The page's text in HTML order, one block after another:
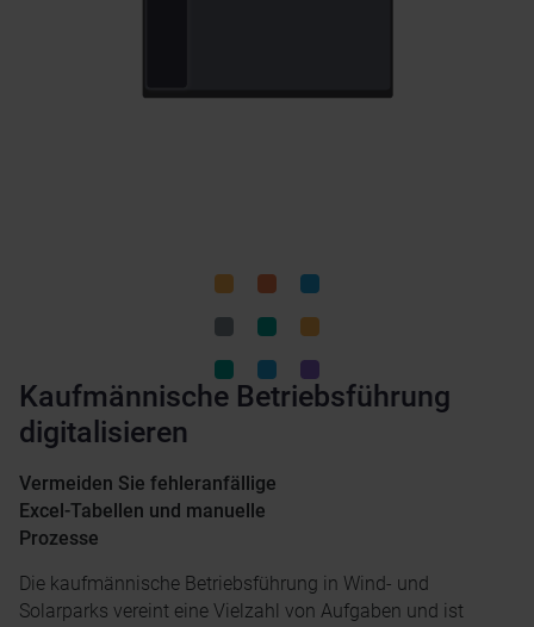
Kaufmännische Betriebsführung
digitalisieren
Vermeiden Sie fehleranfällige
Excel-Tabellen und manuelle
Prozesse
Die kaufmännische Betriebsführung in Wind- und
Solarparks vereint eine Vielzahl von Aufgaben und ist